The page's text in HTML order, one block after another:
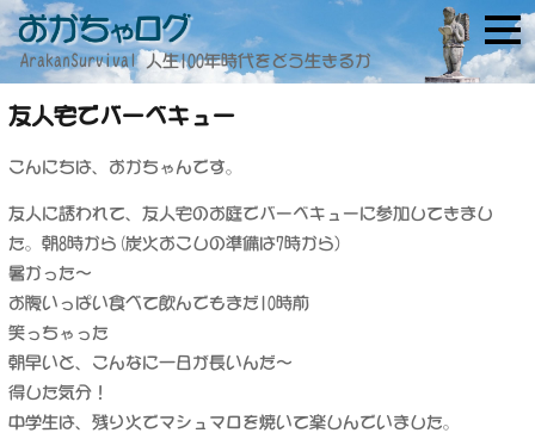
ArakanSurvival 人生100年時代をどう生きるか
友人宅でバーベキュー
こんにちは、おかちゃんです。
友人に誘われて、友人宅のお庭でバーベキューに参加してきまし
た。朝8時から(炭火おこしの準備は7時から）
暑かった〜
お腹いっぱい食べて飲んでもまだ10時前
笑っちゃった
朝早いと、こんなに一日が長いんだ〜
得した気分！
中学生は、残り火でマシュマロを焼いて楽しんでいました。